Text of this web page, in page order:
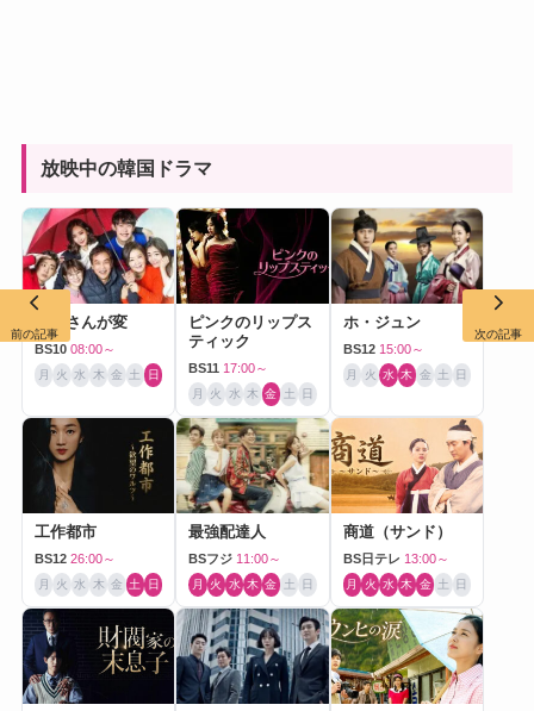
放映中の韓国ドラマ
お父さんが変
BS10 08:00～
月 火 水 木 金 土 日
ピンクのリップス
ティック
BS11 17:00～
月 火 水 木 金 土 日
ホ・ジュン
BS12 15:00～
月 火 水 木 金 土 日
工作都市
BS12 26:00～
月 火 水 木 金 土 日
最強配達人
BSフジ 11:00～
月 火 水 木 金 土 日
商道（サンド）
BS日テレ 13:00～
月 火 水 木 金 土 日
前の記事 次の記事